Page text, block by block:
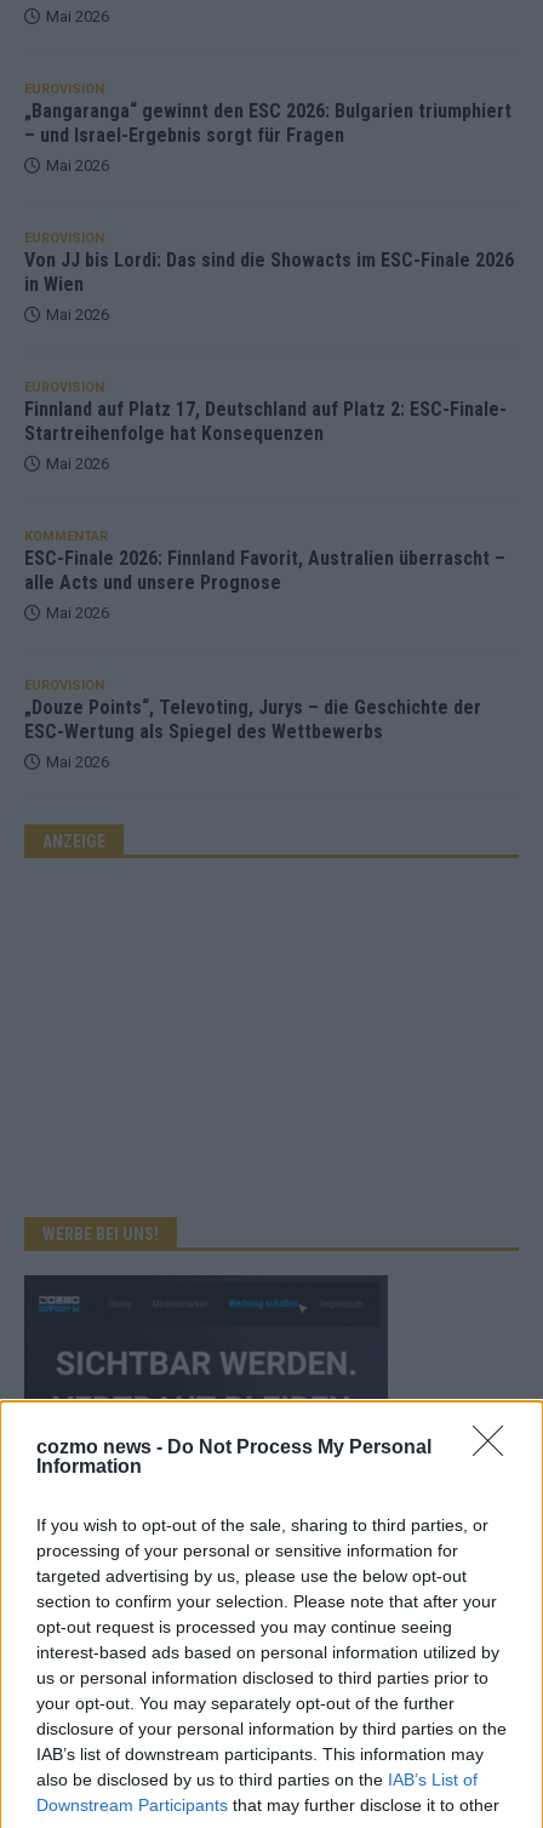
cozmo news - Do Not Process My Personal
Information
If you wish to opt-out of the sale, sharing to third parties, or
processing of your personal or sensitive information for
targeted advertising by us, please use the below opt-out
section to confirm your selection. Please note that after your
opt-out request is processed you may continue seeing
interest-based ads based on personal information utilized by
us or personal information disclosed to third parties prior to
your opt-out. You may separately opt-out of the further
disclosure of your personal information by third parties on the
IAB’s list of downstream participants. This information may
also be disclosed by us to third parties on the IAB’s List of
Downstream Participants that may further disclose it to other
Mai 2026
EUROVISION
„Bangaranga“ gewinnt den ESC 2026: Bulgarien triumphiert
– und Israel-Ergebnis sorgt für Fragen
Mai 2026
EUROVISION
Von JJ bis Lordi: Das sind die Showacts im ESC-Finale 2026
in Wien
Mai 2026
EUROVISION
Finnland auf Platz 17, Deutschland auf Platz 2: ESC-Finale-
Startreihenfolge hat Konsequenzen
Mai 2026
KOMMENTAR
ESC-Finale 2026: Finnland Favorit, Australien überrascht –
alle Acts und unsere Prognose
Mai 2026
EUROVISION
„Douze Points“, Televoting, Jurys – die Geschichte der
ESC-Wertung als Spiegel des Wettbewerbs
Mai 2026
ANZEIGE
WERBE BEI UNS!
KEINE NEWS MEHR VERPASSEN
ANZEIGE